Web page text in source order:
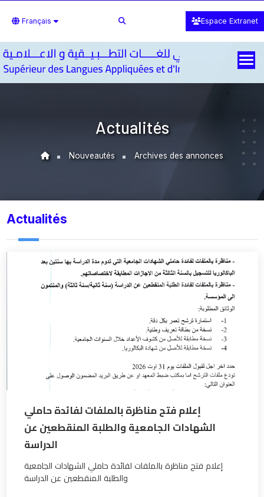
Français Espace Extranet
Actualités
Nouveautés Archives des annonces
Actualités
إعلام فتح مناظرة بالملفات لفائدة حاملي
الشهادات الجامعية والطلبة المنقطعين عن
الدراسة
إعلام فتح مناظرة بالملفات لفائدة حاملي الشهادات الجامعية
والطلبة المنقطعين عن الدراسة